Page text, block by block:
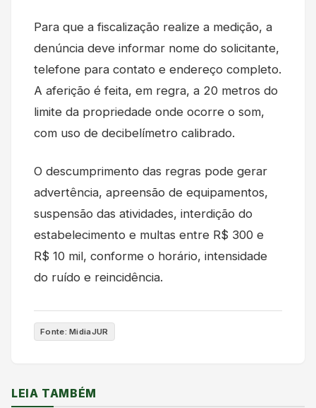
Para que a fiscalização realize a medição, a
denúncia deve informar nome do solicitante,
telefone para contato e endereço completo.
A aferição é feita, em regra, a 20 metros do
limite da propriedade onde ocorre o som,
com uso de decibelímetro calibrado.
O descumprimento das regras pode gerar
advertência, apreensão de equipamentos,
suspensão das atividades, interdição do
estabelecimento e multas entre R$ 300 e
R$ 10 mil, conforme o horário, intensidade
do ruído e reincidência.
Fonte: MidiaJUR
LEIA TAMBÉM